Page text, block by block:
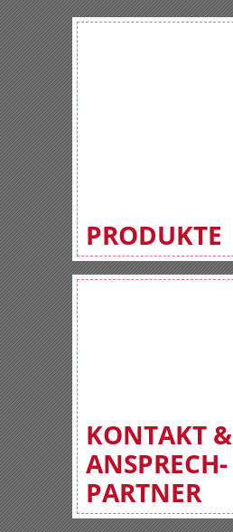
PRODUKTE
KONTAKT &
ANSPRECH-
PARTNER